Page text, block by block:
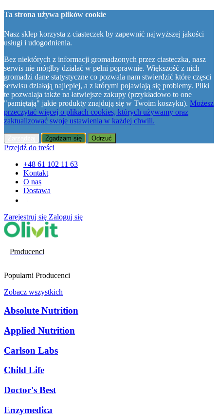
Ta strona używa plików cookie
Nasz sklep korzysta z ciasteczek by zapewnić najwyższej jakości
usługi i udogodnienia.
Bez niektórych z informacji gromadzonych przez ciasteczka, nasz
serwis nie mógłby działać w pełni poprawnie. Większość z nich
gromadzi dane statystyczne co pozwala nam stwierdzić które częsci
serwisu działają najlepiej, a z którymi pojawiają się problemy. Pliki
te pozwalaja także na łatwiejsze zakupy (przykładowo to one
"pamiętają" jakie produkty znajdują się w Twoim koszyku). Możesz
przeczytać więcej o plikach cookies, których używamy oraz
zaktualizować swoje ustawienia w każdej chwili.
Zgadzam się Odrzuć
Przejdź do treści
+48 61 102 11 63
Kontakt
O nas
Dostawa
Zarejestruj się Zaloguj się
Producenci
Popularni Producenci
Zobacz wszystkich
Absolute Nutrition
Applied Nutrition
Carlson Labs
Child Life
Doctor's Best
Enzymedica